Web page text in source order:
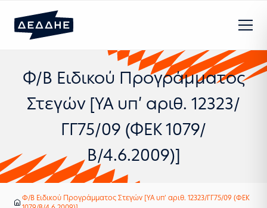
Φ/Β Ειδικού Προγράμματος
Στεγών [ΥΑ υπ’ αριθ. 12323/
ΓΓ75/09 (ΦΕΚ 1079/
Β/4.6.2009)]
Υπηρεσίες
Ανανεώσιμες πηγές ενέργειας
Φ/Β Ειδικού Προγράμματος Στεγών [ΥΑ υπ’ αριθ. 12323/ΓΓ75/09 (ΦΕΚ